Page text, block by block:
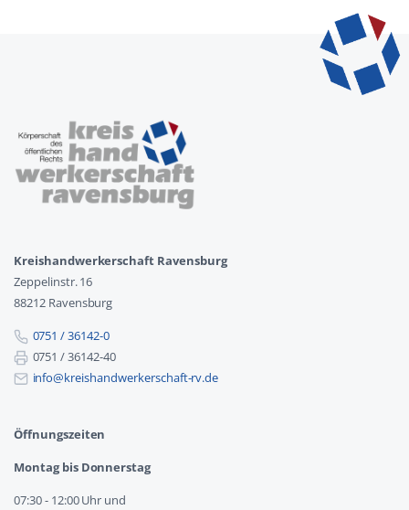
Kreishandwerkerschaft Ravensburg
Zeppelinstr. 16
88212 Ravensburg
0751 / 36142-0
0751 / 36142-40
info@kreishandwerkerschaft-rv.de
Öffnungszeiten
Montag bis Donnerstag
07:30 - 12:00 Uhr und